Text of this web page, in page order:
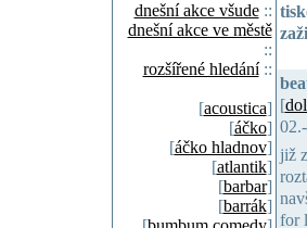
dnešní akce všude::
dnešní akce ve městě
::
rozšířené hledání::
[acoustica]
[áčko]
[áčko hladnov]
[atlantik]
[barbar]
[barrák]
[
již
for